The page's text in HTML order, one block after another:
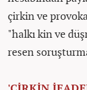
çirkin ve
"halkı kin ve
resen